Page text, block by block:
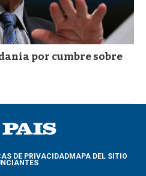
por cumbre sobre
DE PRIVACIDADMAPA DEL SITIO